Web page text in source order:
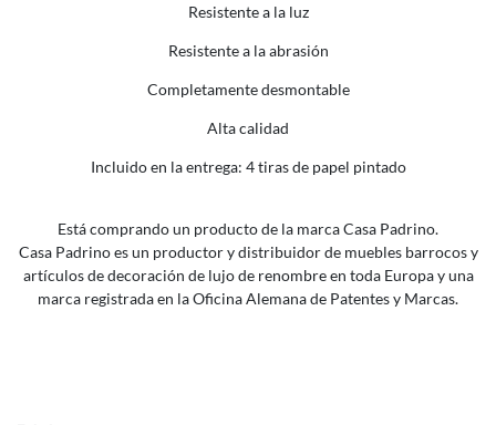
Resistente a la luz
Resistente a la abrasión
Completamente desmontable
Alta calidad
Incluido en la entrega: 4 tiras de papel pintado
Está comprando un producto de la marca Casa Padrino.
Casa Padrino es un productor y distribuidor de muebles barrocos y
artículos de decoración de lujo de renombre en toda Europa y una
marca registrada en la Oficina Alemana de Patentes y Marcas.